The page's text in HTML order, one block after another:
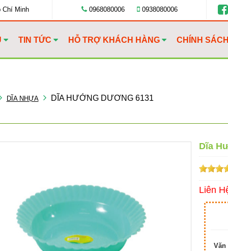
Chí Minh 0968080006 0938080006
TIN TỨC HỖ TRỢ KHÁCH HÀNG CHÍNH
DĨA NHỰA DĨA HƯỚNG DƯƠNG 6131
Dĩa
Liên
Văn